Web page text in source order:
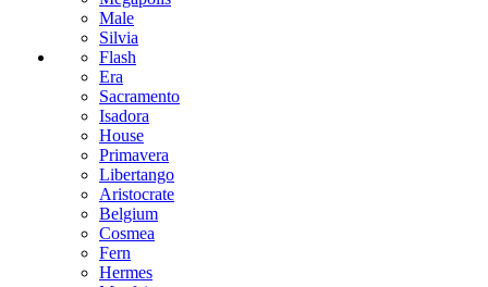
Male
Silvia
Flash
Era
Sacramento
Isadora
House
Primavera
Libertango
Aristocrate
Belgium
Cosmea
Fern
Hermes